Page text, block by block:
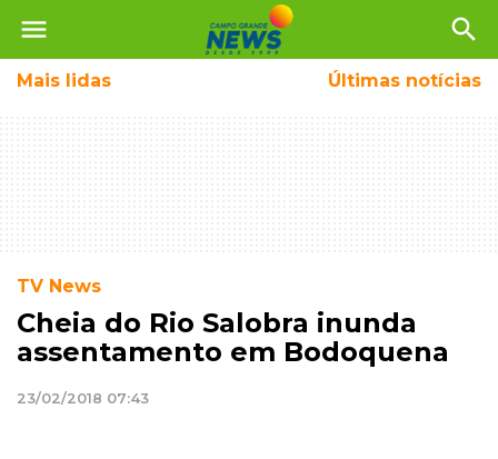
menu search
Mais lidas Últimas notícias
TV News
Cheia do Rio Salobra inunda
assentamento em Bodoquena
23/02/2018 07:43